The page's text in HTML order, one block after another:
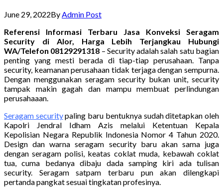
June 29, 2022By Admin Post
Referensi Informasi Terbaru Jasa Konveksi Seragam
Security di Alor, Harga Lebih Terjangkau Hubungi
WA/Telefon 08129291318 – Security adalah salah satu bagian
penting yang mesti berada di tiap-tiap perusahaan. Tanpa
security, keamanan perusahaan tidak terjaga dengan sempurna.
Dengan menggunakan seragam security bukan unit, security
tampak makin gagah dan mampu membuat perlindungan
perusahaaan.
Seragam securitypaling baru bentuknya sudah ditetapkan oleh
Kapolri Jendral Idham Azis melalui Ketentuan Kepala
Kepolisian Negara Republik Indonesia Nomor 4 Tahun 2020.
Design dan warna seragam security baru akan sama juga
dengan seragam polisi, keatas coklat muda, kebawah coklat
tua, cuma bedanya dibaju dada samping kiri ada tulisan
security. Seragam satpam terbaru pun akan dilengkapi
pertanda pangkat sesuai tingkatan profesinya.